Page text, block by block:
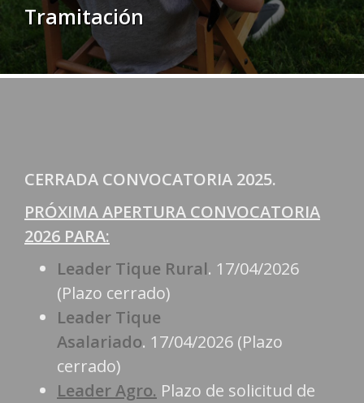
Tramitación
CERRADA CONVOCATORIA 2025.
PRÓXIMA APERTURA CONVOCATORIA
2026 PARA:
Leader Tique Rural. 17/04/2026
(Plazo cerrado)
Leader Tique
Asalariado. 17/04/2026 (Plazo
cerrado)
Leader Agro. Plazo de solicitud de